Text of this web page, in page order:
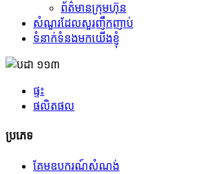
ព័ត៌មានក្រុមហ៊ុន
សំណួរដែលសួរញឹកញាប់
ទំនាក់ទំនងមកយើងខ្ញុំ
ផ្ទះ
ផលិតផល
ប្រភេទ
គែមឧបករណ៍សំណង់